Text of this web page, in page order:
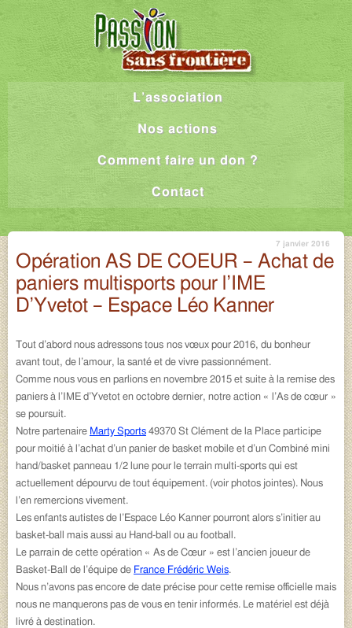
L’association
Nos actions
Comment faire un don ?
Contact
7 janvier 2016
Opération AS DE COEUR – Achat de
paniers multisports pour l’IME
D’Yvetot – Espace Léo Kanner
Tout d’abord nous adressons tous nos vœux pour 2016, du bonheur
avant tout, de l’amour, la santé et de vivre passionnément.
Comme nous vous en parlions en novembre 2015 et suite à la remise des
paniers à l’IME d’Yvetot en octobre dernier, notre action « l’As de cœur »
se poursuit.
Notre partenaire Marty Sports 49370 St Clément de la Place participe
pour moitié à l’achat d’un panier de basket mobile et d’un Combiné mini
hand/basket panneau 1/2 lune pour le terrain multi-sports qui est
actuellement dépourvu de tout équipement. (voir photos jointes). Nous
l’en remercions vivement.
Les enfants autistes de l’Espace Léo Kanner pourront alors s’initier au
basket-ball mais aussi au Hand-ball ou au football.
Le parrain de cette opération « As de Cœur » est l’ancien joueur de
Basket-Ball de l’équipe de France Frédéric Weis.
Nous n’avons pas encore de date précise pour cette remise officielle mais
nous ne manquerons pas de vous en tenir informés. Le matériel est déjà
livré à destination.